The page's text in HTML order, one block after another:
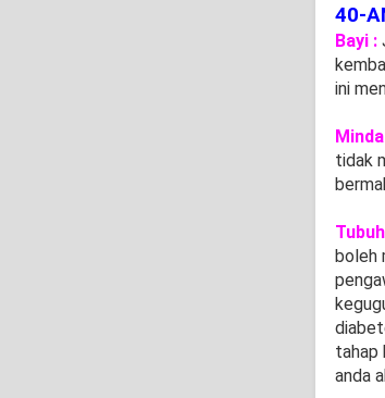
40-
Bayi :
ini
tidak
boleh
tahap
anda